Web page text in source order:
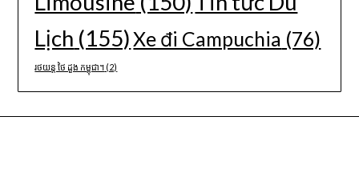
Lịch (155)Xe đi Campuchia (76)
រថយន្ត ថៃ ដួង កម្ពុជា។ (2)